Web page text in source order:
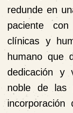
redunde en
paciente
clínicas y
humano que
dedicación y
noble de las
incorporación